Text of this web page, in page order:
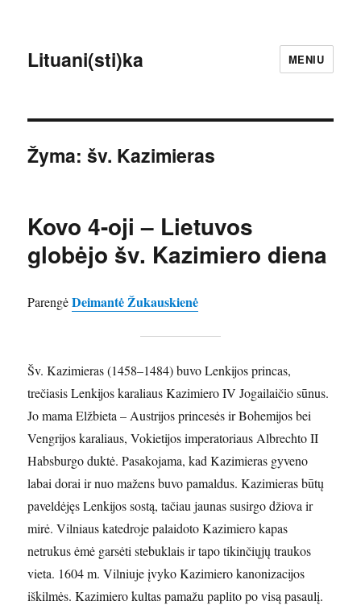
Lituani(sti)ka MENIU
Žyma:šv. Kazimieras
Kovo 4-oji – Lietuvos
globėjo šv. Kazimiero diena
ParengėDeimantė Žukauskienė
Šv. Kazimieras (1458–1484) buvo Lenkijos princas,
trečiasis Lenkijos karaliaus Kazimiero IV Jogailaičio sūnus.
Jo mama Elžbieta – Austrijos princesės ir Bohemijos bei
Vengrijos karaliaus, Vokietijos imperatoriaus Albrechto II
Habsburgo duktė. Pasakojama, kad Kazimieras gyveno
labai dorai ir nuo mažens buvo pamaldus. Kazimieras būtų
paveldėjęs Lenkijos sostą, tačiau jaunas susirgo džiova ir
mirė. Vilniaus katedroje palaidoto Kazimiero kapas
netrukus ėmė garsėti stebuklais ir tapo tikinčiųjų traukos
vieta. 1604 m. Vilniuje įvyko Kazimiero kanonizacijos
iškilmės. Kazimiero kultas pamažu paplito po visą pasaulį.